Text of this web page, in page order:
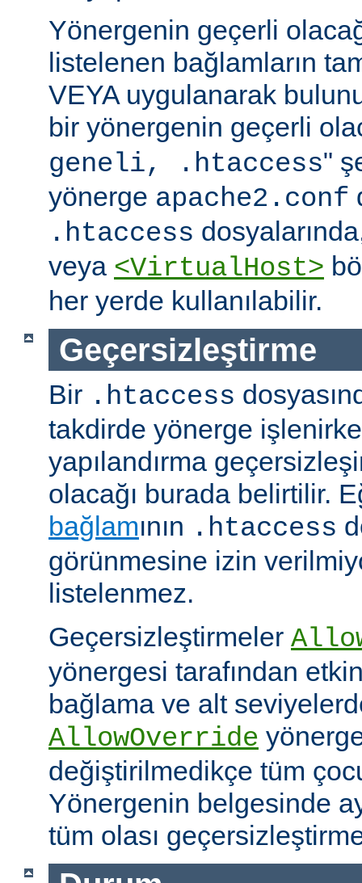
Yönergenin geçerli
listelenen bağlamların
VEYA uygulanarak
bir yönergenin geçerli
geneli, .htaccess"
yönerge apache2.conf
.htaccess
veya <VirtualHost>
her yerde kullanılabilir.
Geçersizleştirme
Bir .htaccess
takdirde yönerge
yapılandırma
olacağı burada belirtilir.
bağlamının .htaccess
görünmesine izin
listelenmez.
Geçersizleştirmeler
yönergesi tarafından
bağlama ve alt
AllowOverride
değiştirilmedikçe tüm
Yönergenin belgesinde
tüm olası